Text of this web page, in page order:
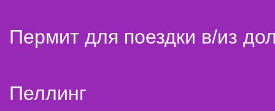
Пермит для поездки в/из
Пеллинг